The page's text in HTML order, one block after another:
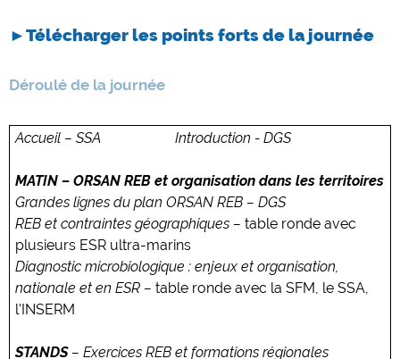
►Télécharger les points forts de la journée
Déroulé de la journée
Accueil – SSA Introduction - DGS
MATIN – ORSAN REB et organisation dans les territoires
Grandes lignes du plan ORSAN REB – DGS
REB et contraintes géographiques – table ronde avec
plusieurs ESR ultra-marins
Diagnostic microbiologique : enjeux et organisation,
nationale et en ESR – table ronde avec la SFM, le SSA,
l'INSERM
STANDS– Exercices REB et formations régionales